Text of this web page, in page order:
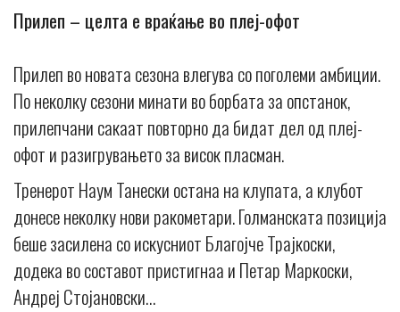
Прилеп – целта е враќање во плеј-офот
Прилеп во новата сезона влегува со поголеми амбиции.
По неколку сезони минати во борбата за опстанок,
прилепчани сакаат повторно да бидат дел од плеј-
офот и разигрувањето за висок пласман.
Тренерот Наум Танески остана на клупата, а клубот
донесе неколку нови ракометари. Голманската позиција
беше засилена со искусниот Благојче Трајкоски,
додека во составот пристигнаа и Петар Маркоски,
Андреј Стојановски…